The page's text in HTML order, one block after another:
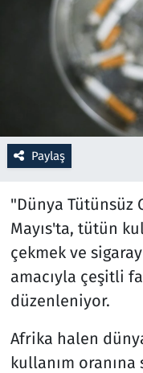
Paylaş
"Dünya Tütünsüz
Mayıs'ta, tütün
çekmek ve
amacıyla çeşitli
düzenleniyor.
Afrika halen
kullanım
Rüya Tabirleri
Sağlık
Savunma Sanayi
Seçim 2023
Teknoloji ve
Televizyon